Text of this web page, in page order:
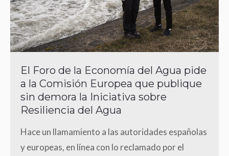
El Foro de la Economía del Agua pide
a la Comisión Europea que publique
sin demora la Iniciativa sobre
Resiliencia del Agua
Hace un llamamiento a las autoridades españolas
y europeas, en línea con lo reclamado por el